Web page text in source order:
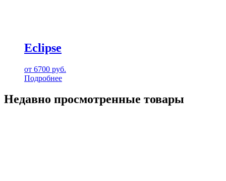
Eclipse
от 6700 руб.
Подробнее
Недавно просмотренные товары